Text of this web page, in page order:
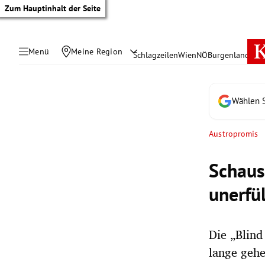
Zum Hauptinhalt der Seite
Menü Meine Region SchlagzeilenWienNÖBurgenland
Wählen
Austropromis
Die
lange